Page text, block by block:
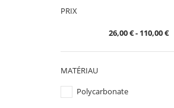
PRIX
26,00 € - 110,00 €
MATÉRIAU
Polycarbonate